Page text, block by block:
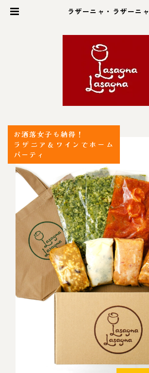
ラザーニャ・ラザーニャ
お洒落女子も納得！
ラザニア＆ワインでホーム
パーティ